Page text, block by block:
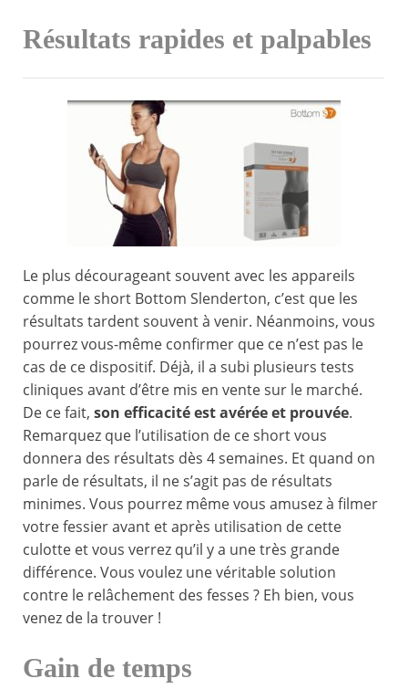
Résultats rapides et palpables
Le plus décourageant souvent avec les appareils
comme le short Bottom Slenderton, c’est que les
résultats tardent souvent à venir. Néanmoins, vous
pourrez vous-même confirmer que ce n’est pas le
cas de ce dispositif. Déjà, il a subi plusieurs tests
cliniques avant d’être mis en vente sur le marché.
De ce fait, son efficacité est avérée et prouvée.
Remarquez que l’utilisation de ce short vous
donnera des résultats dès 4 semaines. Et quand on
parle de résultats, il ne s’agit pas de résultats
minimes. Vous pourrez même vous amusez à filmer
votre fessier avant et après utilisation de cette
culotte et vous verrez qu’il y a une très grande
différence. Vous voulez une véritable solution
contre le relâchement des fesses ? Eh bien, vous
venez de la trouver !
Gain de temps